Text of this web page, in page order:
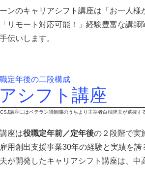
ンのキャリアシフト講座は「お一人
リモート対応可能！」経験豊富な講
伝いします。
定年後の二段構成
シフト講座
講座にはベテラン講師陣のうちより主宰者白根陸夫が選抜す
座は役職定年前／定年後の２段階で実
用創出支援事業30年の経験と実績を
が開発したキャリアシフト講座は、中